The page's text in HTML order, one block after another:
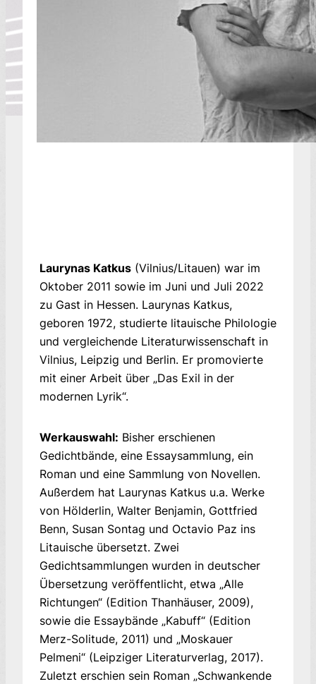
Laurynas Katkus (Vilnius/Litauen) war im
Oktober 2011 sowie im Juni und Juli 2022
zu Gast in Hessen. Laurynas Katkus,
geboren 1972, studierte litauische Philologie
und vergleichende Literaturwissenschaft in
Vilnius, Leipzig und Berlin. Er promovierte
mit einer Arbeit über „Das Exil in der
modernen Lyrik“.
Werkauswahl: Bisher erschienen
Gedichtbände, eine Essaysammlung, ein
Roman und eine Sammlung von Novellen.
Außerdem hat Laurynas Katkus u.a. Werke
von Hölderlin, Walter Benjamin, Gottfried
Benn, Susan Sontag und Octavio Paz ins
Litauische übersetzt. Zwei
Gedichtsammlungen wurden in deutscher
Übersetzung veröffentlicht, etwa „Alle
Richtungen“ (Edition Thanhäuser, 2009),
sowie die Essaybände „Kabuff“ (Edition
Merz-Solitude, 2011) und „Moskauer
Pelmeni“ (Leipziger Literaturverlag, 2017).
Zuletzt erschien sein Roman „Schwankende